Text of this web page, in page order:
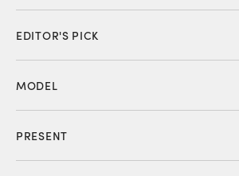
EDITOR'S PICK
MODEL
PRESENT